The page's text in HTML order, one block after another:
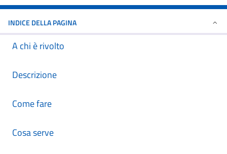
INDICE DELLA PAGINA
A chi è rivolto
Descrizione
Come fare
Cosa serve